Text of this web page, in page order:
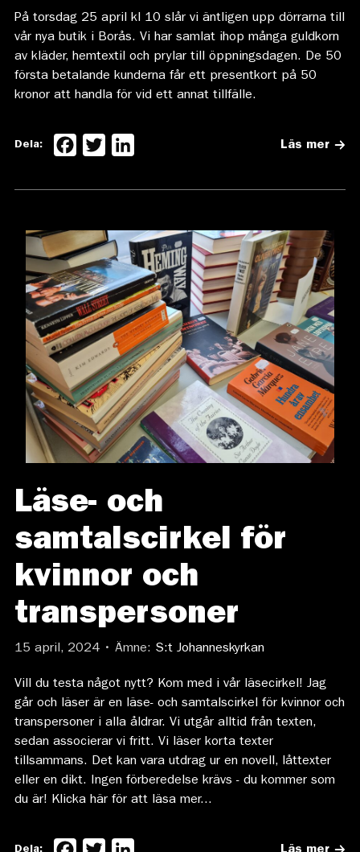
På torsdag 25 april kl 10 slår vi äntligen upp dörrarna till
vår nya butik i Borås. Vi har samlat ihop många guldkorn
av kläder, hemtextil och prylar till öppningsdagen. De 50
första betalande kunderna får ett presentkort på 50
kronor att handla för vid ett annat tillfälle.
Läs mer
Dela: Facebook
Twitter
Läse- och
samtalscirkel för
kvinnor och
transpersoner
15 april, 2024 • Ämne: S:t Johanneskyrkan
Vill du testa något nytt? Kom med i vår läsecirkel! Jag
går och läser är en läse- och samtalscirkel för kvinnor och
transpersoner i alla åldrar. Vi utgår alltid från texten,
sedan associerar vi fritt. Vi läser korta texter
tillsammans. Det kan vara utdrag ur en novell, låttexter
eller en dikt. Ingen förberedelse krävs - du kommer som
du är! Klicka här för att läsa mer...
Dela: Facebook
Twitter